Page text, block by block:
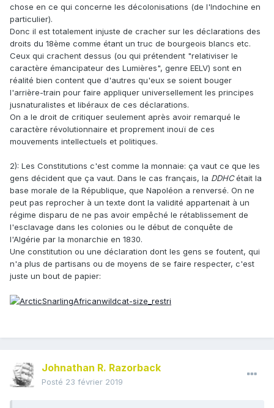
chose en ce qui concerne les décolonisations (de l'Indochine en
particulier).
Donc il est totalement injuste de cracher sur les déclarations des
droits du 18ème comme étant un truc de bourgeois blancs etc.
Ceux qui crachent dessus (ou qui prétendent "relativiser le
caractère émancipateur des Lumières", genre EELV) sont en
réalité bien content que d'autres qu'eux se soient bouger
l'arrière-train pour faire appliquer universellement les principes
jusnaturalistes et libéraux de ces déclarations.
On a le droit de critiquer seulement après avoir remarqué le
caractère révolutionnaire et proprement inouï de ces
mouvements intellectuels et politiques.
2): Les Constitutions c'est comme la monnaie: ça vaut ce que les
gens décident que ça vaut. Dans le cas français, la DDHCétait la
base morale de la République, que Napoléon a renversé. On ne
peut pas reprocher à un texte dont la validité appartenait à un
régime disparu de ne pas avoir empêché le rétablissement de
l'esclavage dans les colonies ou le début de conquête de
l'Algérie par la monarchie en 1830.
Une constitution ou une déclaration dont les gens se foutent, qui
n'a plus de partisans ou de moyens de se faire respecter, c'est
juste un bout de papier:
Johnathan R. Razorback
Posté 23 février 2019